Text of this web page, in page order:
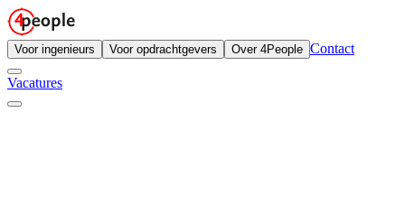
Voor ingenieurs Voor opdrachtgevers Over 4People Contact
Vacatures